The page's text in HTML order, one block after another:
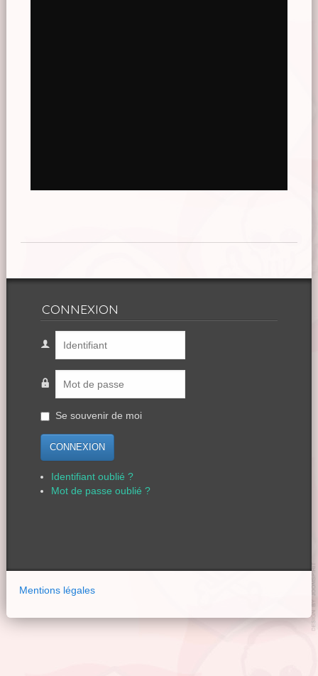
CONNEXION
Se souvenir de moi
CONNEXION
Identifiant oublié ?
Mot de passe oublié ?
Mentions légales